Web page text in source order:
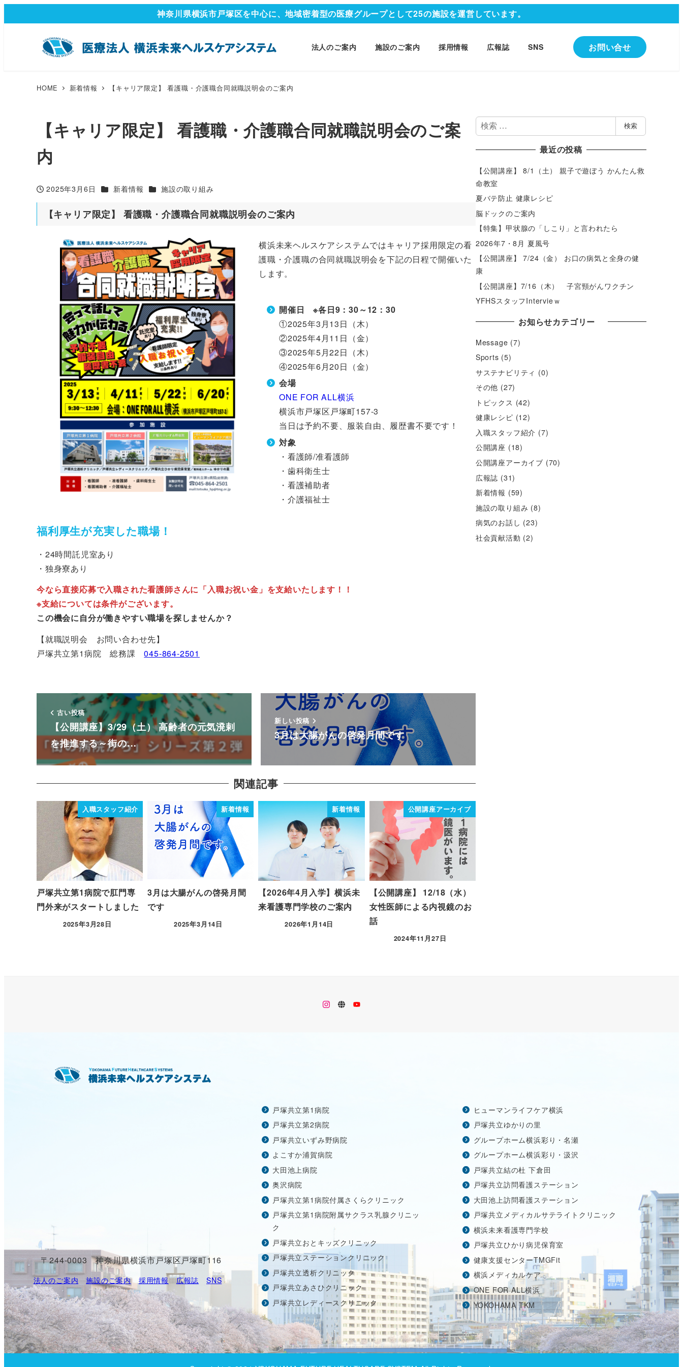
神奈川県横浜市戸塚区を中心に、地域密着型の医療グループとして25の施設を運営しています。
法人のご案内 施設のご案内 採用情報 広報誌 SNS お問い合せ
HOME 新着情報 【キャリア限定】 看護職・介護職合同就職説明会のご案内
【キャリア限定】 看護職・介護職合同就職説明会のご案
内
投稿日
2025年3月6日 カテゴリー
新着情報 カテゴリー
施設の取り組み
【キャリア限定】 看護職・介護職合同就職説明会のご案内
横浜未来ヘルスケアシステムではキャリア採用限定の看
護職・介護職の合同就職説明会を下記の日程で開催いた
します。
開催日 ※各日9：30～12：30
①2025年3月13日（木）
②2025年4月11日（金）
③2025年5月22日（木）
④2025年6月20日（金）
会場
ONE FOR ALL横浜
横浜市戸塚区戸塚町157-3
当日は予約不要、服装自由、履歴書不要です！
対象
・看護師/准看護師
・歯科衛生士
・看護補助者
・介護福祉士
福利厚生が充実した職場！
・24時間託児室あり
・独身寮あり
今なら直接応募で入職された看護師さんに「入職お祝い金」を支給いたします！！
※支給については条件がございます。
この機会に自分が働きやすい職場を探しませんか？
【就職説明会 お問い合わせ先】
戸塚共立第1病院 総務課045-864-2501
古い投稿
【公開講座】3/29（土） 高齢者の元気溌剌
を推進する～街の…
新しい投稿
3月は大腸がんの啓発月間です
関連記事
入職スタッフ紹介
戸塚共立第1病院で肛門専
門外来がスタートしました
2025年3月28日
新着情報
3月は大腸がんの啓発月間
です
2025年3月14日
新着情報
【2026年4月入学】横浜未
来看護専門学校のご案内
2026年1月14日
公開講座アーカイブ
【公開講座】 12/18（水）
女性医師による内視鏡のお
話
2024年11月27日
検
索
検索
最近の投稿
【公開講座】 8/1（土） 親子で遊ぼう かんたん救
命教室
夏バテ防止 健康レシピ
脳ドックのご案内
【特集】甲状腺の「しこり」と言われたら
2026年7・8月 夏風号
【公開講座】 7/24（金） お口の病気と全身の健
康
【公開講座】7/16（木） 子宮頸がんワクチン
YFHSスタッフIntervieｗ
お知らせカテゴリー
Message (7)
Sports (5)
サステナビリティ (0)
その他 (27)
トピックス (42)
健康レシピ (12)
入職スタッフ紹介 (7)
公開講座 (18)
公開講座アーカイブ (70)
広報誌 (31)
新着情報 (59)
施設の取り組み (8)
病気のお話し (23)
社会貢献活動 (2)
メ メ メ
〒244-0003 神奈川県横浜市戸塚区戸塚町116
法人のご案内 施設のご案内 採用情報 広報誌 SNS
戸塚共立第1病院
戸塚共立第2病院
戸塚共立いずみ野病院
よこすか浦賀病院
大田池上病院
奥沢病院
戸塚共立第1病院付属さくらクリニック
戸塚共立第1病院附属サクラス乳腺クリニッ
ク
戸塚共立おとキッズクリニック
戸塚共立ステーションクリニック
戸塚共立透析クリニック
戸塚共立あさひクリニック
戸塚共立レディースクリニック
ヒューマンライフケア横浜
戸塚共立ゆかりの里
グループホーム横浜彩り・名瀬
グループホーム横浜彩り・汲沢
戸塚共立結の杜 下倉田
戸塚共立訪問看護ステーション
大田池上訪問看護ステーション
戸塚共立メディカルサテライトクリニック
横浜未来看護専門学校
戸塚共立ひかり病児保育室
健康支援センターTMGFit
横浜メディカルケア
ONE FOR ALL横浜
YOKOHAMA TKM